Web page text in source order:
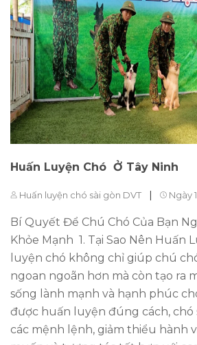
Huấn Luyện Chó Ở Tây Ninh
Huấn luyện chó sài gòn DVT | Ngày
Bí Quyết Để Chú Chó Của Bạn
Khỏe Mạnh 1. Tại Sao Nên Huấn
luyện chó không chỉ giúp chú
ngoan ngoãn hơn mà còn tạo ra
sống lành mạnh và hạnh phúc
được huấn luyện đúng cách, chó
các mệnh lệnh, giảm thiểu hành